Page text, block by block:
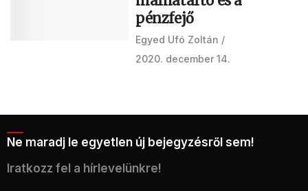
pénzfejő
Egyed Ufó Zoltán
2020. december 14.
Ne maradj le egyetlen új bejegyzésről sem!
Iratkozz fel a hírlevelünkre!